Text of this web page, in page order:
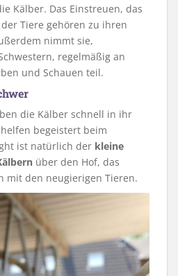
Kälber. Das Einstreuen, das
Tiere gehören zu ihren
nimmt sie,
regelmäßig an
und Schauen teil.
die Kälber schnell in ihr
begeistert beim
ist natürlich der kleine
über den Hof, das
mit den neugierigen Tieren.